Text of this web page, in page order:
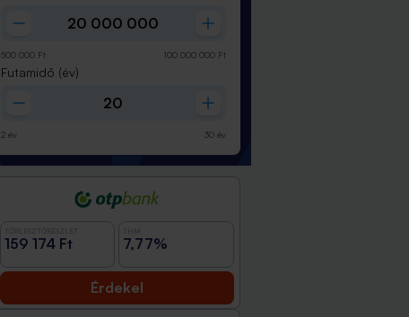
500 000 Ft 100 000 000 Ft
Futamidő (év)
2 év 30 év
159 174 Ft 7,77%
Érdekel